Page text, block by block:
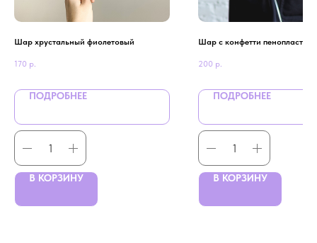
Шар хрустальный фиолетовый
170 р.
ПОДРОБНЕЕ
В КОРЗИНУ
Шар с конфетти пенопласт
200 р.
ПОДРОБНЕЕ
В КОРЗИНУ